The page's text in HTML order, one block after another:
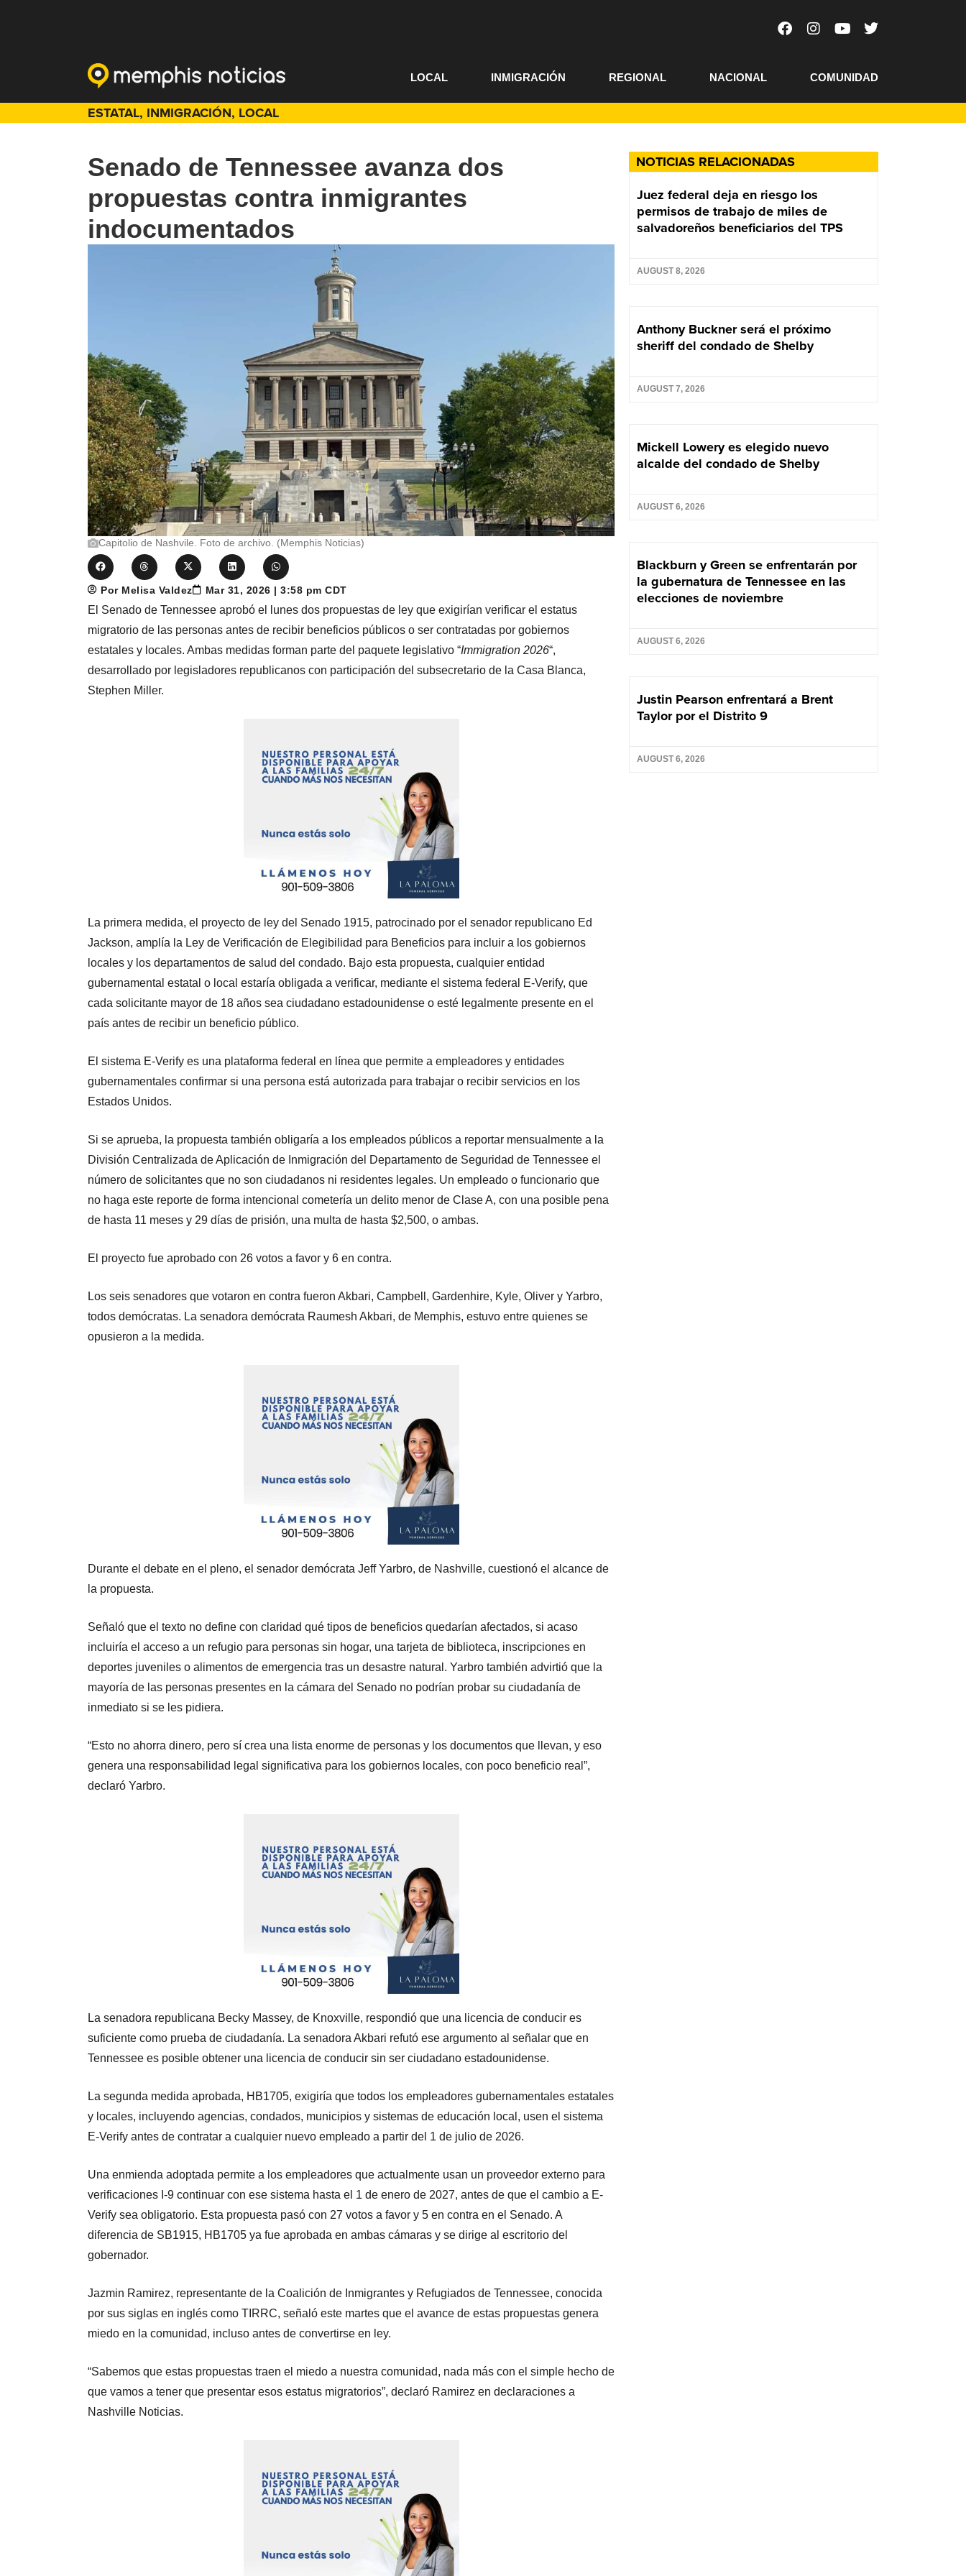
LOCAL INMIGRACIÓN REGIONAL NACIONAL COMUNIDAD
ESTATAL, INMIGRACIÓN, LOCAL
NOTICIAS RELACIONADAS
Juez federal deja en riesgo los
permisos de trabajo de miles de
salvadoreños beneficiarios del TPS
AUGUST 8, 2026
Anthony Buckner será el próximo
sheriff del condado de Shelby
AUGUST 7, 2026
Mickell Lowery es elegido nuevo
alcalde del condado de Shelby
AUGUST 6, 2026
Blackburn y Green se enfrentarán por
la gubernatura de Tennessee en las
elecciones de noviembre
AUGUST 6, 2026
Justin Pearson enfrentará a Brent
Taylor por el Distrito 9
AUGUST 6, 2026
Senado de Tennessee avanza dos
propuestas contra inmigrantes
indocumentados
Capitolio de Nashvile. Foto de archivo. (Memphis Noticias)
Por Melisa Valdez Mar 31, 2026 | 3:58 pm CDT
El Senado de Tennessee aprobó el lunes dos propuestas de ley que exigirían verificar el estatus
migratorio de las personas antes de recibir beneficios públicos o ser contratadas por gobiernos
estatales y locales. Ambas medidas forman parte del paquete legislativo “Immigration 2026“,
desarrollado por legisladores republicanos con participación del subsecretario de la Casa Blanca,
Stephen Miller.
La primera medida, el proyecto de ley del Senado 1915, patrocinado por el senador republicano Ed
Jackson, amplía la Ley de Verificación de Elegibilidad para Beneficios para incluir a los gobiernos
locales y los departamentos de salud del condado. Bajo esta propuesta, cualquier entidad
gubernamental estatal o local estaría obligada a verificar, mediante el sistema federal E-Verify, que
cada solicitante mayor de 18 años sea ciudadano estadounidense o esté legalmente presente en el
país antes de recibir un beneficio público.
El sistema E-Verify es una plataforma federal en línea que permite a empleadores y entidades
gubernamentales confirmar si una persona está autorizada para trabajar o recibir servicios en los
Estados Unidos.
Si se aprueba, la propuesta también obligaría a los empleados públicos a reportar mensualmente a la
División Centralizada de Aplicación de Inmigración del Departamento de Seguridad de Tennessee el
número de solicitantes que no son ciudadanos ni residentes legales. Un empleado o funcionario que
no haga este reporte de forma intencional cometería un delito menor de Clase A, con una posible pena
de hasta 11 meses y 29 días de prisión, una multa de hasta $2,500, o ambas.
El proyecto fue aprobado con 26 votos a favor y 6 en contra.
Los seis senadores que votaron en contra fueron Akbari, Campbell, Gardenhire, Kyle, Oliver y Yarbro,
todos demócratas. La senadora demócrata Raumesh Akbari, de Memphis, estuvo entre quienes se
opusieron a la medida.
Durante el debate en el pleno, el senador demócrata Jeff Yarbro, de Nashville, cuestionó el alcance de
la propuesta.
Señaló que el texto no define con claridad qué tipos de beneficios quedarían afectados, si acaso
incluiría el acceso a un refugio para personas sin hogar, una tarjeta de biblioteca, inscripciones en
deportes juveniles o alimentos de emergencia tras un desastre natural. Yarbro también advirtió que la
mayoría de las personas presentes en la cámara del Senado no podrían probar su ciudadanía de
inmediato si se les pidiera.
“Esto no ahorra dinero, pero sí crea una lista enorme de personas y los documentos que llevan, y eso
genera una responsabilidad legal significativa para los gobiernos locales, con poco beneficio real”,
declaró Yarbro.
La senadora republicana Becky Massey, de Knoxville, respondió que una licencia de conducir es
suficiente como prueba de ciudadanía. La senadora Akbari refutó ese argumento al señalar que en
Tennessee es posible obtener una licencia de conducir sin ser ciudadano estadounidense.
La segunda medida aprobada, HB1705, exigiría que todos los empleadores gubernamentales estatales
y locales, incluyendo agencias, condados, municipios y sistemas de educación local, usen el sistema
E-Verify antes de contratar a cualquier nuevo empleado a partir del 1 de julio de 2026.
Una enmienda adoptada permite a los empleadores que actualmente usan un proveedor externo para
verificaciones I-9 continuar con ese sistema hasta el 1 de enero de 2027, antes de que el cambio a E-
Verify sea obligatorio. Esta propuesta pasó con 27 votos a favor y 5 en contra en el Senado. A
diferencia de SB1915, HB1705 ya fue aprobada en ambas cámaras y se dirige al escritorio del
gobernador.
Jazmin Ramirez, representante de la Coalición de Inmigrantes y Refugiados de Tennessee, conocida
por sus siglas en inglés como TIRRC, señaló este martes que el avance de estas propuestas genera
miedo en la comunidad, incluso antes de convertirse en ley.
“Sabemos que estas propuestas traen el miedo a nuestra comunidad, nada más con el simple hecho de
que vamos a tener que presentar esos estatus migratorios”, declaró Ramirez en declaraciones a
Nashville Noticias.